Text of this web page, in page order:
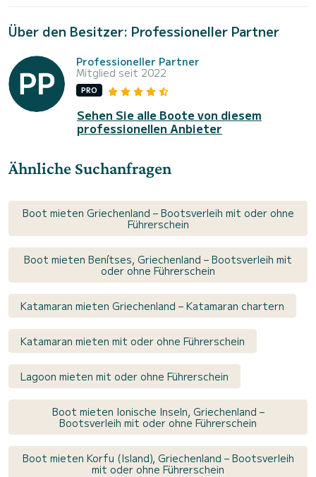
Über den Besitzer: Professioneller Partner
Professioneller Partner
Mitglied seit 2022
PRO
Sehen Sie alle Boote von diesem
professionellen Anbieter
Ähnliche Suchanfragen
Boot mieten Griechenland – Bootsverleih mit oder ohne
Führerschein
Boot mieten Benítses, Griechenland – Bootsverleih mit
oder ohne Führerschein
Katamaran mieten Griechenland – Katamaran chartern
Katamaran mieten mit oder ohne Führerschein
Lagoon mieten mit oder ohne Führerschein
Boot mieten Ionische Inseln, Griechenland –
Bootsverleih mit oder ohne Führerschein
Boot mieten Korfu (Island), Griechenland – Bootsverleih
mit oder ohne Führerschein